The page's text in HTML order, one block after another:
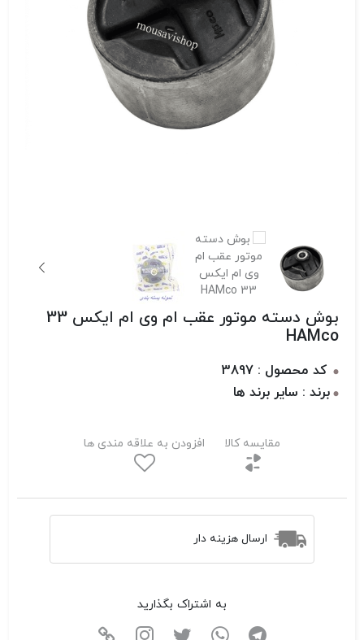
بوش دسته موتور عقب ام وی ام ایکس 33
HAMco
کد محصول : 3897
برند : سایر برند ها
مقایسه کالا افزودن به علاقه مندی ها
ارسال هزینه دار
به اشتراک بگذارید